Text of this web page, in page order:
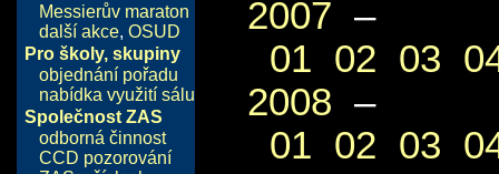
Messierův maraton
další akce, OSUD
Pro školy, skupiny
objednání pořadu
nabídka využití sálu
Společnost ZAS
odborná činnost
CCD pozorování
2007 –
01 02 03
2008 –
01 02 03